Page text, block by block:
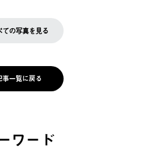
ての写真を見る
事一覧に戻る
ワード